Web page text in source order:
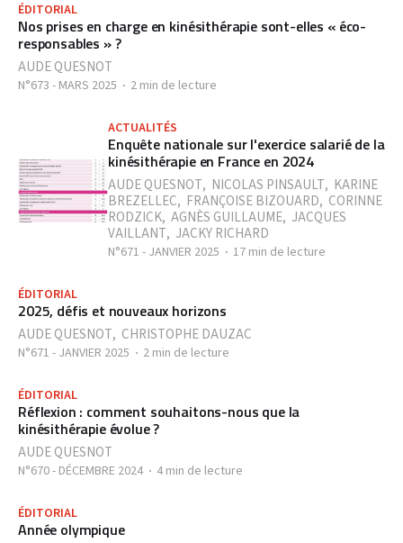
ÉDITORIAL
Nos prises en charge en kinésithérapie sont-elles « éco-
responsables » ?
AUDE QUESNOT
N°673 - MARS 2025 2 min de lecture
ACTUALITÉS
Enquête nationale sur l'exercice salarié de la
kinésithérapie en France en 2024
AUDE QUESNOT, NICOLAS PINSAULT, KARINE
BREZELLEC, FRANÇOISE BIZOUARD, CORINNE
RODZICK, AGNÈS GUILLAUME, JACQUES
VAILLANT, JACKY RICHARD
N°671 - JANVIER 2025 17 min de lecture
ÉDITORIAL
2025, défis et nouveaux horizons
AUDE QUESNOT, CHRISTOPHE DAUZAC
N°671 - JANVIER 2025 2 min de lecture
ÉDITORIAL
Réflexion : comment souhaitons-nous que la
kinésithérapie évolue ?
AUDE QUESNOT
N°670 - DÉCEMBRE 2024 4 min de lecture
ÉDITORIAL
Année olympique